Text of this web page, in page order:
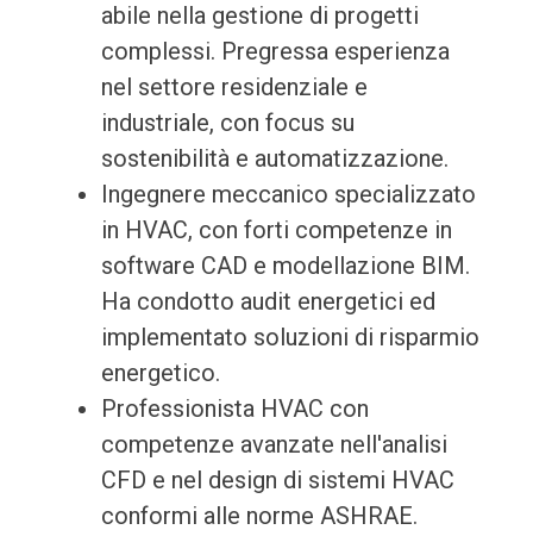
abile nella gestione di progetti
complessi. Pregressa esperienza
nel settore residenziale e
industriale, con focus su
sostenibilità e automatizzazione.
Ingegnere meccanico specializzato
in HVAC, con forti competenze in
software CAD e modellazione BIM.
Ha condotto audit energetici ed
implementato soluzioni di risparmio
energetico.
Professionista HVAC con
competenze avanzate nell'analisi
CFD e nel design di sistemi HVAC
conformi alle norme ASHRAE.